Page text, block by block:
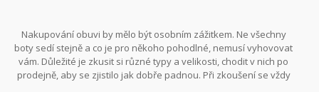
Nakupování obuvi by mělo být osobním zážitkem. Ne všechny
boty sedí stejně a co je pro někoho pohodlné, nemusí vyhovovat
vám. Důležité je zkusit si různé typy a velikosti, chodit v nich po
prodejně, aby se zjistilo jak dobře padnou. Při zkoušení se vždy